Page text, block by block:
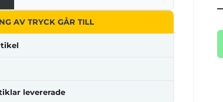
AV TRYCK GÅR TILL
levererade